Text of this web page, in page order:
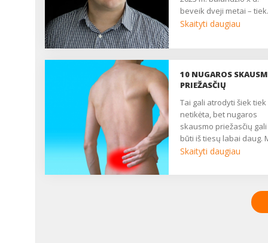
beveik dveji metai –
Skaityti daugiau
10 NUGAROS
PRIEŽASČIŲ
Tai gali atrodyti šiek tiek
netikėta, bet nugaros
skausmo priežasčių gali
būti iš tiesų labai daug.
dalinamės dešimtimi
Galbūt kai kurios iš jų
Skaityti daugiau